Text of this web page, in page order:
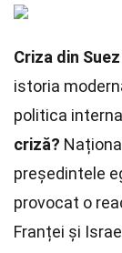
Criza din Suez
istoria
politica
criză?
președintele
provocat o
Franței și